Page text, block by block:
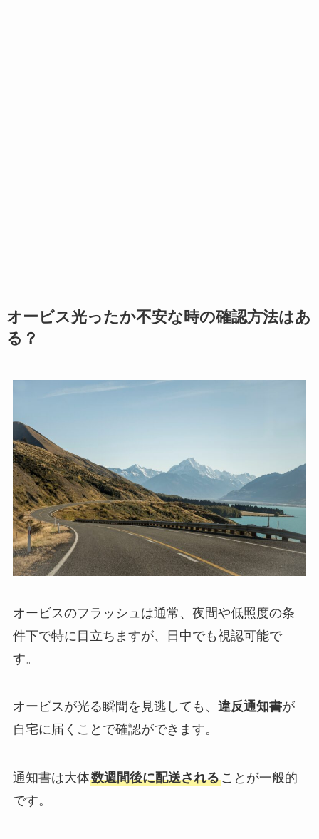
オービス光ったか不安な時の確認方法はあ
る？
オービスのフラッシュは通常、夜間や低照度の条
件下で特に目立ちますが、日中でも視認可能で
す。
オービスが光る瞬間を見逃しても、 違反通知書が
自宅に届くことで確認ができます。
通知書は大体数週間後に配送されることが一般的
です。